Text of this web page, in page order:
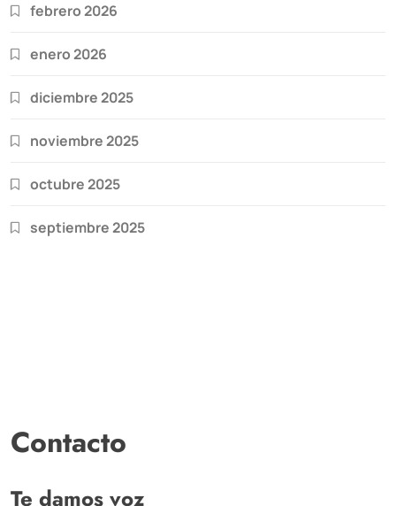
febrero 2026
enero 2026
diciembre 2025
noviembre 2025
octubre 2025
septiembre 2025
Contacto
Te damos voz